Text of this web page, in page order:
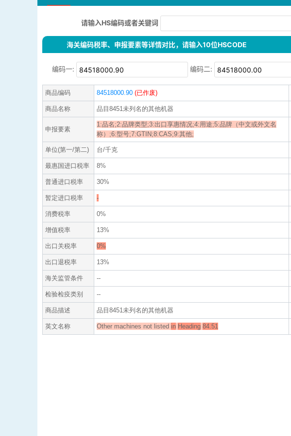
请输入HS编码或者关键词
海关编码税率、申报要素等详情对比，请输入10位HSCODE
编码一: 编码二:
商品编码 84518000.90 (已作废)
商品名称 品目8451未列名的其他机器
申报要素
1:品名;2:品牌类型;3:出口享惠情况;4:用途;5:品牌（中文或外文名
称）;6:型号;7:GTIN;8:CAS;9:其他;
单位(第一/第二) 台/千克
最惠国进口税率 8%
普通进口税率 30%
暂定进口税率 -
消费税率 0%
增值税率 13%
出口关税率 0%
出口退税率 13%
海关监管条件 --
检验检疫类别 --
商品描述 品目8451未列名的其他机器
英文名称 Other machines not listed in Heading 84.51